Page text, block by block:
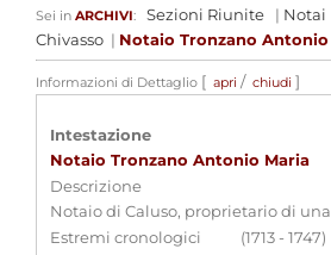
Sei in ARCHIVI: Sezioni Riunite | Notai
Chivasso | Notaio Tronzano Antonio
Informazioni di Dettaglio [ apri / chiudi ]
Intestazione
Notaio Tronzano Antonio Maria
Descrizione
Notaio di Caluso, proprietario di
Estremi cronologici
(1713 - 1747)